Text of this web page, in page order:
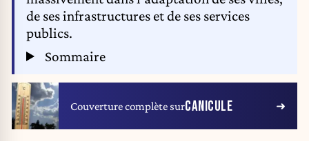
de ses infrastructures et de ses services
publics.
Sommaire
Couverture complète surCANICULE